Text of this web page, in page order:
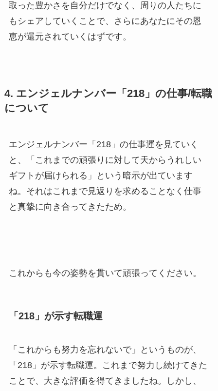
取った豊かさを自分だけでなく、周りの人たちに
もシェアしていくことで、さらにあなたにその恩
恵が還元されていくはずです。
4. エンジェルナンバー「218」の仕事/転職
について
エンジェルナンバー「218」の仕事運を見ていく
と、「これまでの頑張りに対して天からうれしい
ギフトが届けられる」という暗示が出ています
ね。それはこれまで見返りを求めることなく仕事
と真摯に向き合ってきたため。
これからも今の姿勢を貫いて頑張ってください。
「218」が示す転職運
「これからも努力を忘れないで」というものが、
「218」が示す転職運。これまで努力し続けてきた
ことで、大きな評価を得てきましたね。しかし、